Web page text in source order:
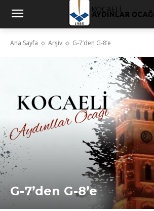
Ana Sayfa Arşiv G-7’den G-8’e
G-7’den G-8’e